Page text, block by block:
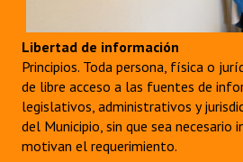
Libertad de información
Principios. Toda persona, física o
de libre acceso a las fuentes de
legislativos, administrativos y
del Municipio, sin que sea necesario
motivan el requerimiento.